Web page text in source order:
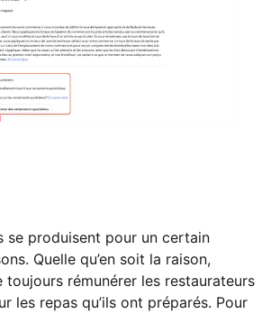
se produisent pour un certain
Quelle qu’en soit la raison,
toujours rémunérer les restaurateurs
les repas qu’ils ont préparés. Pour